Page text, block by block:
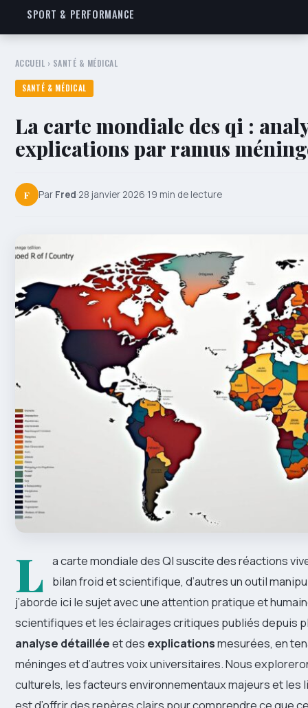
SPORT & PERFORMANCE
ACCUEIL › SANTÉ & MÉDICAL
SANTÉ & MÉDICAL
La carte mondiale des qi :
explications par ramus
F Par Fred·28 janvier 2026·19 min de lecture
L a carte mondiale des QI suscite des réactions
bilan froid et scientifique, d’autres un outil
j’aborde ici le sujet avec une attention pratique et
scientifiques et les éclairages critiques publiés depuis
analyse détailléeet des explicationsmesurées, en
méninges et d’autres voix universitaires. Nous
culturels, les facteurs environnementaux majeurs et les